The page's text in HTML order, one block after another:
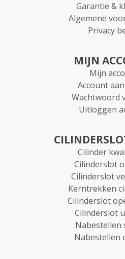
Garantie &
Algemene
Privacy
MIJN
Mijn
Account
Wachtwoord
Uitloggen
Cilinder
Cilinderslot
Cilinderslot
Kerntrekken
Cilinderslot
Cilinderslot
Nabestellen
Nabestellen